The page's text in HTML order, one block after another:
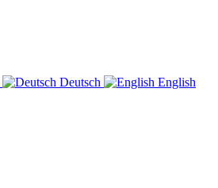
Deutsch
English